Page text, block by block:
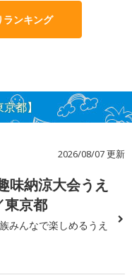
ランキング
都】
2026/08/07 更新
味納涼大会うえ
東京都
みんなで楽しめるうえ